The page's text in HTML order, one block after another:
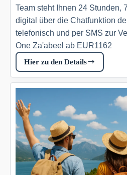
Team steht Ihnen 24 Stunden,
digital über die Chatfunktion
telefonisch und per SMS zur
One Za'abeel ab EUR1162
Hier zu den Details
One&Only
One
Tui.com
DE